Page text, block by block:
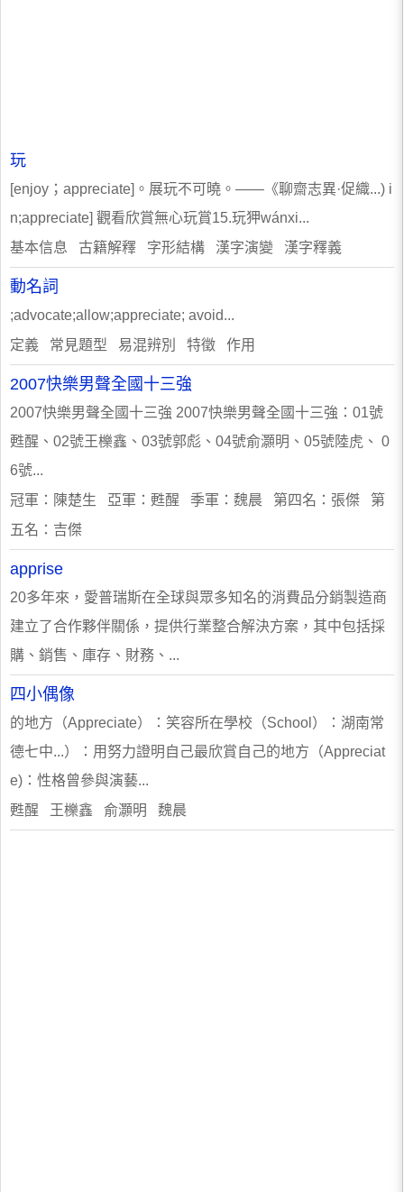
玩
[enjoy；appreciate]。展玩不可曉。——《聊齋志異·促織...) i
n;appreciate] 觀看欣賞無心玩賞15.玩狎wánxi...
基本信息 古籍解釋 字形結構 漢字演變 漢字釋義
動名詞
;advocate;allow;appreciate; avoid...
定義 常見題型 易混辨別 特徵 作用
2007快樂男聲全國十三強
2007快樂男聲全國十三強 2007快樂男聲全國十三強：01號
甦醒、02號王櫟鑫、03號郭彪、04號俞灝明、05號陸虎、 0
6號...
冠軍：陳楚生 亞軍：甦醒 季軍：魏晨 第四名：張傑 第
五名：吉傑
apprise
20多年來，愛普瑞斯在全球與眾多知名的消費品分銷製造商
建立了合作夥伴關係，提供行業整合解決方案，其中包括採
購、銷售、庫存、財務、...
四小偶像
的地方（Appreciate）：笑容所在學校（School）：湖南常
德七中...）：用努力證明自己最欣賞自己的地方（Appreciat
e)：性格曾參與演藝...
甦醒 王櫟鑫 俞灝明 魏晨